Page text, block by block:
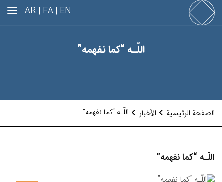
EN |
FA |
AR
اللّـه “كما نفهمه”
الصفحة الرئيسية الأخبار اللّـه “كما نفهمه”
اللّـه “كما نفهمه”